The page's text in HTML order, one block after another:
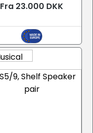
Fra 23.000 DKK